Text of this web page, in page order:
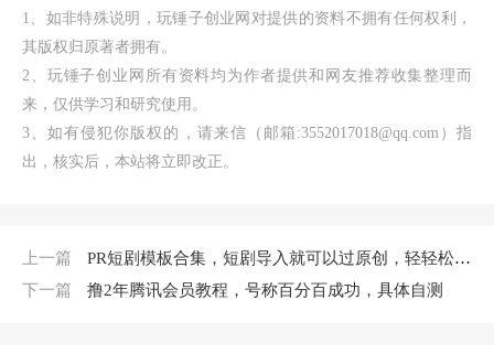
1、如非特殊说明，玩锤子创业网对提供的资料不拥有任何权利，
其版权归原著者拥有。
2、玩锤子创业网所有资料均为作者提供和网友推荐收集整理而
来，仅供学习和研究使用。
3、如有侵犯你版权的，请来信（邮箱:3552017018@qq.com）指
出，核实后，本站将立即改正。
上一篇
PR短剧模板合集，短剧导入就可以过原创，轻轻松松剪好一部短剧
下一篇
撸2年腾讯会员教程，号称百分百成功，具体自测